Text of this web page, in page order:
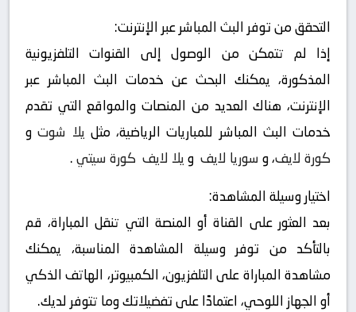
التحقق من توفر البث المباشر عبر الإنترنت:
إذا لم تتمكن من الوصول إلى القنوات التلفزيونية
المذكورة، يمكنك البحث عن خدمات البث المباشر عبر
الإنترنت، هناك العديد من المنصات والمواقع التي تقدم
خدمات البث المباشر للمباريات الرياضية، مثل يلا شوتو
كورة لايف، وسوريا لايف ويلا لايف كورة سيتي.
اختيار وسيلة المشاهدة:
بعد العثور على القناة أو المنصة التي تنقل المباراة، قم
بالتأكد من توفر وسيلة المشاهدة المناسبة، يمكنك
مشاهدة المباراة على التلفزيون، الكمبيوتر، الهاتف الذكي
أو الجهاز اللوحي، اعتمادًا على تفضيلاتك وما تتوفر لديك.